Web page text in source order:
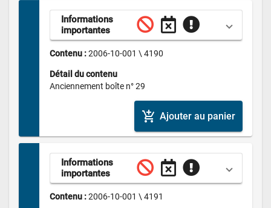
Informations
importantes
Contenu : 2006-10-001 \ 4190
Détail du contenu
Anciennement boîte n° 29
add_shopping_cart Ajouter au panier
Informations
importantes
Contenu : 2006-10-001 \ 4191